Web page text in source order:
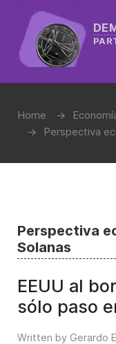
Home
Perspectiva
Perspectiva
Solanas
EEUU al
sólo paso
Written by Gerardo